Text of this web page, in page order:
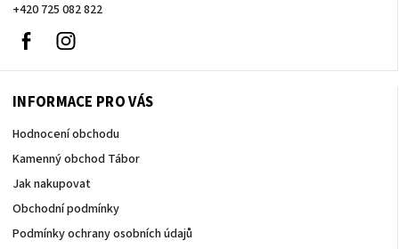
+420 725 082 822
Facebook
INFORMACE PRO VÁS
Hodnocení obchodu
Kamenný obchod Tábor
Jak nakupovat
Obchodní podmínky
Podmínky ochrany osobních údajů